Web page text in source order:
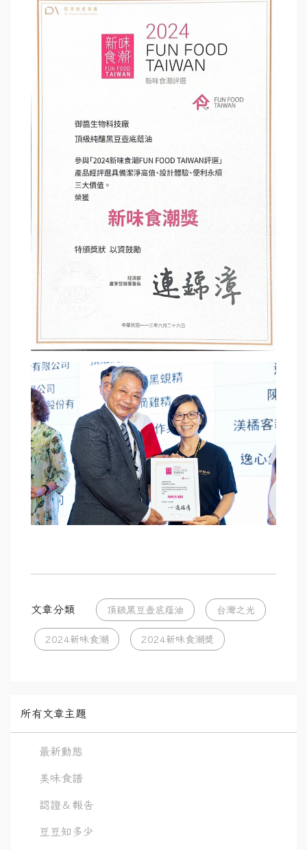
文章分類 頂級黑豆壺底蔭油 台灣之光
2024新味食潮 2024新味食潮獎
所有文章主題
最新動態
美味食譜
認證＆報告
豆豆知多少